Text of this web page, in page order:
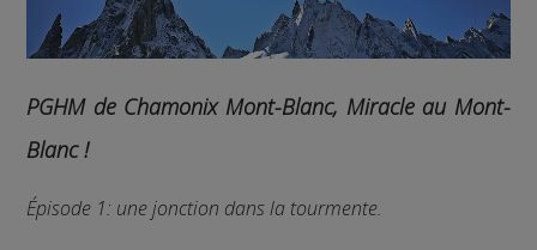
PGHM de Chamonix Mont-Blanc, Miracle au Mont-
Blanc !
Épisode 1: une jonction dans la tourmente.